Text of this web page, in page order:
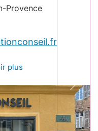
Provence
plus